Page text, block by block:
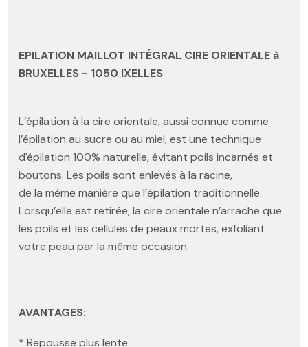
EPILATION MAILLOT INTÉGRAL CIRE ORIENTALE à
BRUXELLES - 1050 IXELLES
L’épilation à la cire orientale, aussi connue comme
l’épilation au sucre ou au miel, est une technique
d'épilation 100% naturelle, évitant poils incarnés et
boutons. Les poils sont enlevés à la racine,
de la même manière que l’épilation traditionnelle.
Lorsqu’elle est retirée, la cire orientale n’arrache que
les poils et les cellules de peaux mortes, exfoliant
votre peau par la même occasion.
AVANTAGES:
* Repousse plus lente